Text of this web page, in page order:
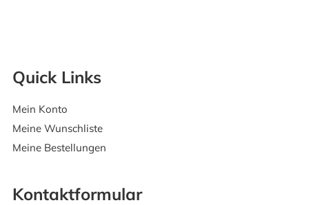
Quick Links
Mein Konto
Meine Wunschliste
Meine Bestellungen
Kontaktformular